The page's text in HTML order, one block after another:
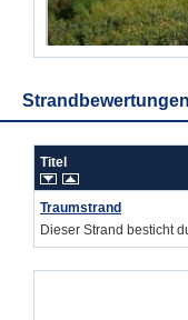
Titel
Traumstrand
Dieser Strand besticht